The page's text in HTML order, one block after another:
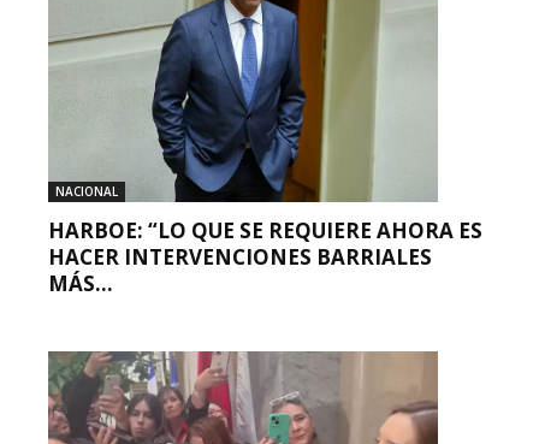
NACIONAL
HARBOE: “LO QUE SE REQUIERE AHORA ES
HACER INTERVENCIONES BARRIALES
MÁS...